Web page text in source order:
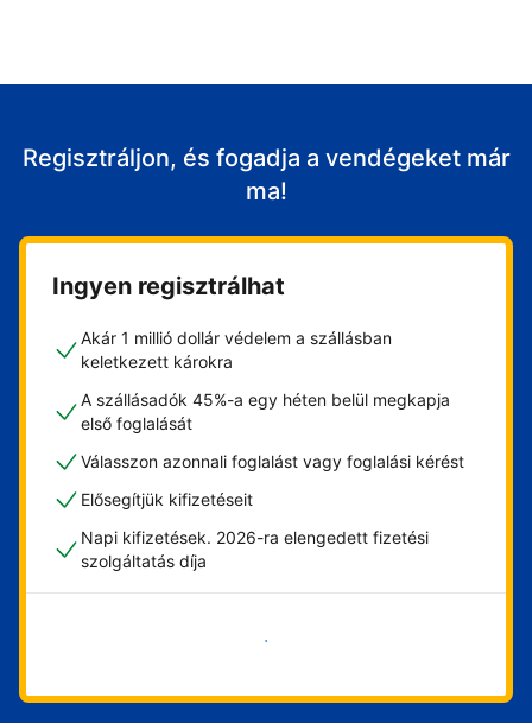
Regisztráljon, és fogadja a vendégeket már
ma!
Ingyen regisztrálhat
Akár 1 millió dollár védelem a szállásban
keletkezett károkra
A szállásadók 45%-a egy héten belül megkapja
első foglalását
Válasszon azonnali foglalást vagy foglalási kérést
Elősegítjük kifizetéseit
Napi kifizetések. 2026-ra elengedett fizetési
szolgáltatás díja
Vágjon bele most